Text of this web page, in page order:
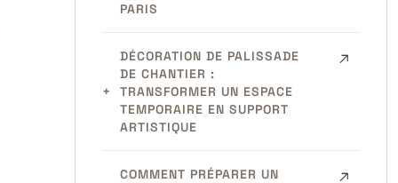
PARIS
DÉCORATION DE PALISSADE
DE CHANTIER :
TRANSFORMER UN ESPACE
TEMPORAIRE EN SUPPORT
ARTISTIQUE
COMMENT PRÉPARER UN